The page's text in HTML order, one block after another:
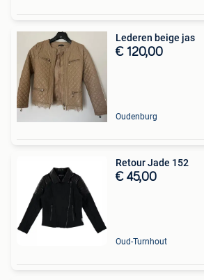
Lederen beige jas
€ 120,00
Oudenburg
Retour Jade 152
€ 45,00
Oud-Turnhout